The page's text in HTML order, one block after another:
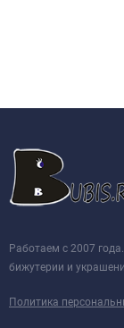
Работаем с 2007
бижутерии и
Политика